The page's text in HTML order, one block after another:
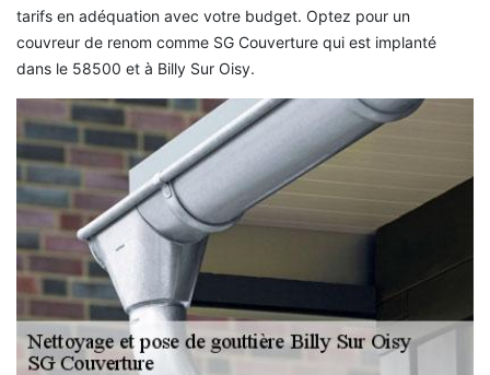
tarifs en adéquation avec votre budget. Optez pour un
couvreur de renom comme SG Couverture qui est implanté
dans le 58500 et à Billy Sur Oisy.